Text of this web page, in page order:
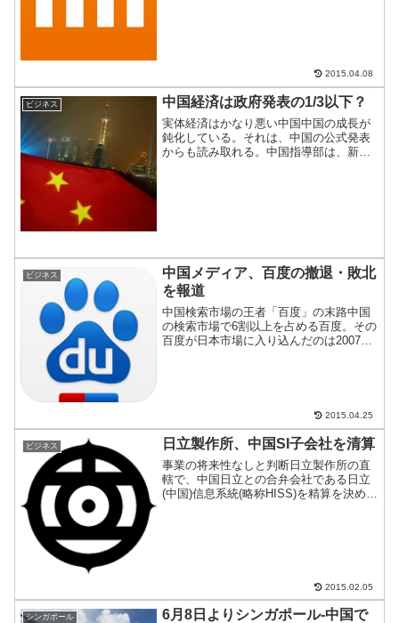
2015.04.08
ビジネス 中国経済は政府発表の1/3以下？
実体経済はかなり悪い中国中国の成長が
鈍化している。それは、中国の公式発表
からも読み取れる。中国指導部は、新常
ビジネス
中国メディア、百度の撤退・敗北
を報道
中国検索市場の王者「百度」の末路中国
の検索市場で6割以上を占める百度。その
百度が日本市場に入り込んだのは2007
2015.04.25
ビジネス 日立製作所、中国SI子会社を清算
事業の将来性なしと判断日立製作所の直
轄で、中国日立との合弁会社である日立
(中国)信息系統(略称HISS)を精算を決めた
2015.02.05
シンガポール
6月8日よりシンガポール-中国で